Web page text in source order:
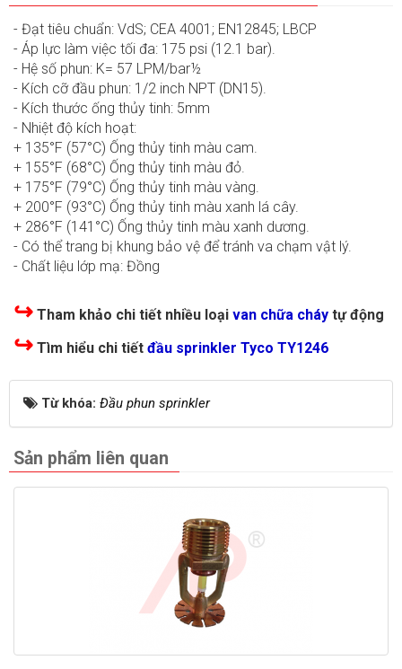
- Đạt tiêu chuẩn: VdS; CEA 4001; EN12845; LBCP
- Áp lực làm việc tối đa: 175 psi (12.1 bar).
- Hệ số phun: K= 57 LPM/bar½
- Kích cỡ đầu phun: 1/2 inch NPT (DN15).
- Kích thước ống thủy tinh: 5mm
- Nhiệt độ kích hoạt:
+ 135°F (57°C) Ống thủy tinh màu cam.
+ 155°F (68°C) Ống thủy tinh màu đỏ.
+ 175°F (79°C) Ống thủy tinh màu vàng.
+ 200°F (93°C) Ống thủy tinh màu xanh lá cây.
+ 286°F (141°C) Ống thủy tinh màu xanh dương.
- Có thể trang bị khung bảo vệ để tránh va chạm vật lý.
- Chất liệu lớp mạ: Đồng
↪ Tham khảo chi tiết nhiều loại van chữa cháy tự động
↪ Tìm hiểu chi tiết đầu sprinkler Tyco TY1246
Từ khóa: Đầu phun sprinkler
Sản phẩm liên quan